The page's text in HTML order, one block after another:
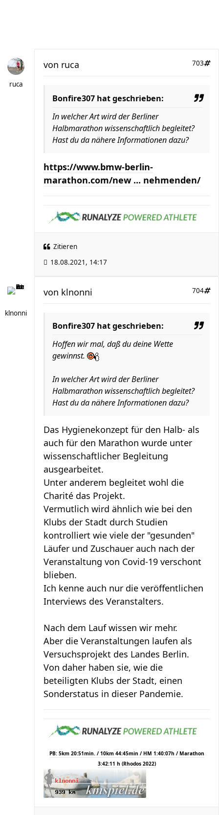
ruca
703
von ruca
Bonfire307 hat geschrieben:
In welcher Art wird der Berliner
Halbmarathon wissenschaftlich begleitet?
Hast du da nähere Informationen dazu?
https://www.bmw-berlin-
marathon.com/new ... nehmenden/
Zitieren
18.08.2021, 14:17
klnonni
704
von klnonni
Bonfire307 hat geschrieben:
Hoffen wir mal, daß du deine Wette
gewinnst.
In welcher Art wird der Berliner
Halbmarathon wissenschaftlich begleitet?
Hast du da nähere Informationen dazu?
Das Hygienekonzept für den Halb- als
auch für den Marathon wurde unter
wissenschaftlicher Begleitung
ausgearbeitet.
Unter anderem begleitet wohl die
Charité das Projekt.
Vermutlich wird ähnlich wie bei den
Klubs der Stadt durch Studien
kontrolliert wie viele der "gesunden"
Läufer und Zuschauer auch nach der
Veranstaltung von Covid-19 verschont
blieben.
Ich kenne auch nur die veröffentlichen
Interviews des Veranstalters.
Nach dem Lauf wissen wir mehr.
Aber die Veranstaltungen laufen als
Versuchsprojekt des Landes Berlin.
Von daher haben sie, wie die
beteiligten Klubs der Stadt, einen
Sonderstatus in dieser Pandemie.
PB: 5km 20:51min. / 10km 44:45min / HM 1:40:07h / Marathon
3:42:11 h (Rhodos 2022)